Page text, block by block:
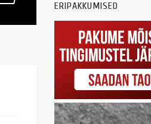
ERIPAKKUMISED